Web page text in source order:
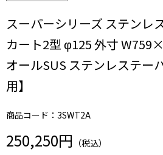
スーパーシリーズ ステンレ
カート2型 φ125 外寸
オールSUS ステンレステー
用】
商品コード：3SWT2A
250,250円 （税込）